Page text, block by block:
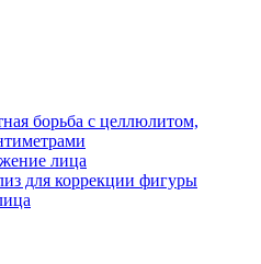
борьба с целлюлитом,
лица
для коррекции фигуры